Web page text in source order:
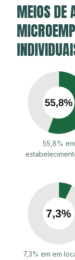
MEIOS DE
55,8% em
7,3% em em